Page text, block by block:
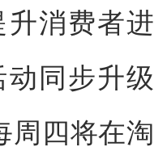
消费者进
同步升级
周四将在淘